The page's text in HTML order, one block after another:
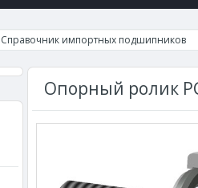
Справочник импортных подшипников
Опорный ролик